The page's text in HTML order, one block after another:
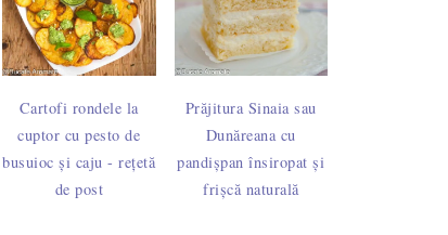
Cartofi rondele la
cuptor cu pesto de
busuioc și caju - rețetă
de post
Prăjitura Sinaia sau
Dunăreana cu
pandișpan însiropat și
frișcă naturală